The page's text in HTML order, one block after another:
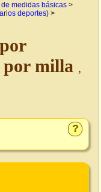
medidas básicas >
deportes) >
milla ,
?